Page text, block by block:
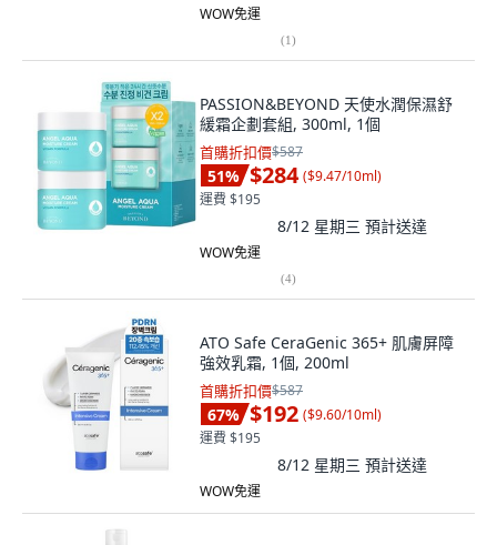
WOW免運
(1)
PASSION&BEYOND 天使水潤保濕舒
緩霜企劃套組, 300ml, 1個
首購折扣價$587
51% $284 ($9.47/10ml)
運費 $195
8/12 星期三 預計送達
WOW免運
(4)
ATO Safe CeraGenic 365+ 肌膚屏障
強效乳霜, 1個, 200ml
首購折扣價$587
67% $192 ($9.60/10ml)
運費 $195
8/12 星期三 預計送達
WOW免運